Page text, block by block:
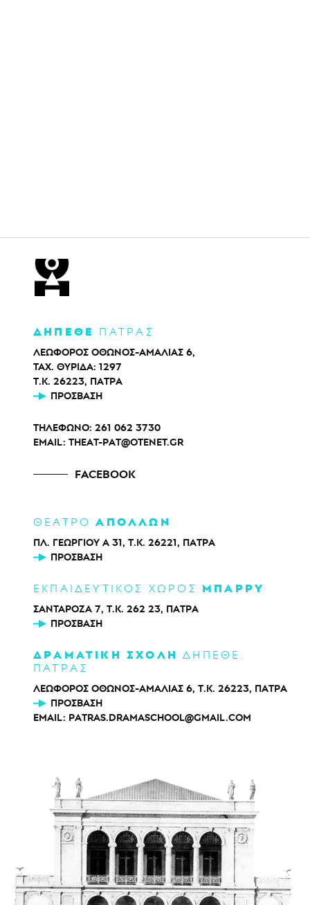
ΔΗΠΕΘΕ ΠΑΤΡΑΣ
ΛΕΩΦΟΡΟΣ ΟΘΩΝΟΣ-ΑΜΑΛΙΑΣ 6,
ΤΑΧ. ΘΥΡΙΔΑ: 1297
Τ.Κ. 26223, ΠΑΤΡΑ
ΠΡΌΣΒΑΣΗ
ΤΗΛΕΦΩΝΟ: 261 062 3730
EMAIL: THEAT-PAT@OTENET.GR
FACEBOOK
ΘΕΑΤΡΟΑΠΟΛΛΩΝ
ΠΛ. ΓΕΩΡΓΙΟΥ Α 31, Τ.Κ. 26221, ΠΑΤΡΑ
ΠΡΌΣΒΑΣΗ
ΕΚΠΑΙΔΕΥΤΙΚΟΣ ΧΩΡΟΣ ΜΠΑΡΡΥ
ΣΑΝΤΑΡΟΖΑ 7, Τ.Κ. 262 23, ΠΑΤΡΑ
ΠΡΌΣΒΑΣΗ
ΔΡΑΜΑΤΙΚΗ ΣΧΟΛΗ ΔΗΠΕΘΕ
ΠΑΤΡΑΣ
ΛΕΩΦΟΡΟΣ ΟΘΩΝΟΣ-ΑΜΑΛΙΑΣ 6, Τ.Κ. 26223, ΠΑΤΡΑ
ΠΡΌΣΒΑΣΗ
EMAIL: PATRAS.DRAMASCHOOL@GMAIL.COM